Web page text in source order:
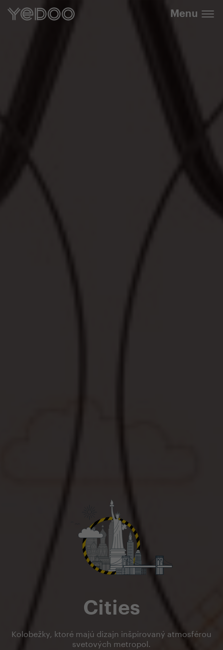
Menu
Cities
Kolobežky, ktoré majú dizajn inšpirovaný atmosférou
svetových metropol.